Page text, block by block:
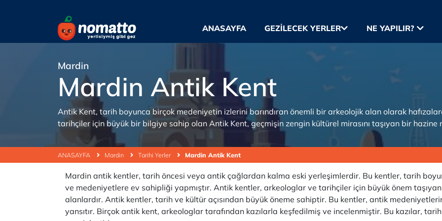
ANASAYFA GEZILECEK YERLER NE YAPILIR?
ANASAYFA Mardin Tarihi Yerler Mardin Antik Kent
Mardin
Mardin Antik Kent
Antik Kent, tarih boyunca birçok medeniyetin izlerini barındıran önemli bir arkeolojik alan olarak
tarihçiler için büyük bir bilgiye sahip olan Antik Kent, geçmişin zengin kültürel mirasını taşıyan bir
Mardin antik kentler, tarih öncesi veya antik çağlardan kalma eski yerleşimlerdir. Bu kentler, tarih
ve medeniyetlere ev sahipliği yapmıştır. Antik kentler, arkeologlar ve tarihçiler için büyük önem
alanlardır. Antik kentler, tarih ve kültür açısından büyük öneme sahiptir. Bu kentler, antik
yansıtır. Birçok antik kent, arkeologlar tarafından kazılarla keşfedilmiş ve incelenmiştir. Bu kazılar,